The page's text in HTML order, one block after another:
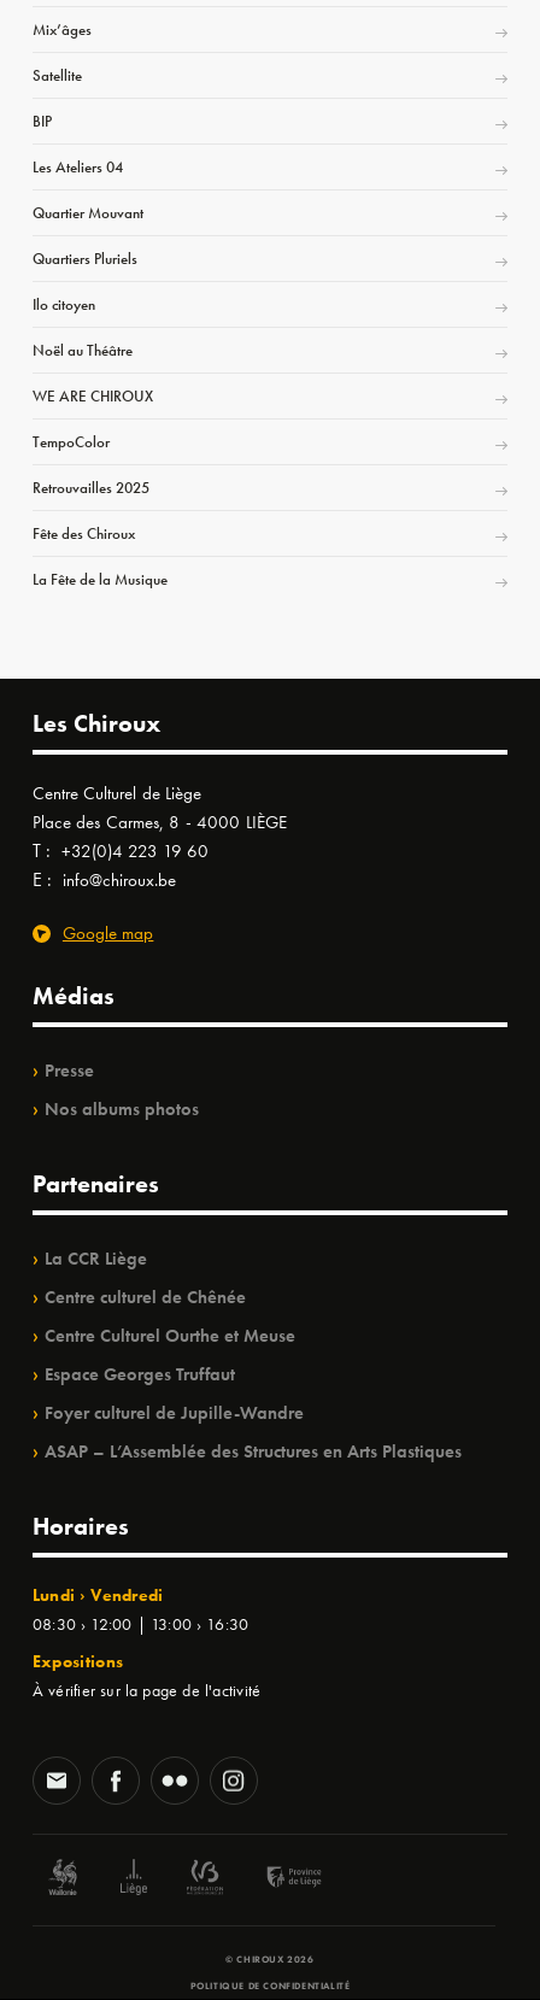
Mix’âges
Satellite
BIP
Les Ateliers 04
Quartier Mouvant
Quartiers Pluriels
Ilo citoyen
Noël au Théâtre
WE ARE CHIROUX
TempoColor
Retrouvailles 2025
Fête des Chiroux
La Fête de la Musique
Les Chiroux
Centre Culturel de Liège
Place des Carmes, 8 - 4000 LIÈGE
T : +32(0)4 223 19 60
E : info@chiroux.be
Google map
Médias
Presse
Nos albums photos
Partenaires
La CCR Liège
Centre culturel de Chênée
Centre Culturel Ourthe et Meuse
Espace Georges Truffaut
Foyer culturel de Jupille-Wandre
ASAP – L’Assemblée des Structures en Arts Plastiques
Horaires
Lundi › Vendredi
08:30 › 12:00 | 13:00 › 16:30
Expositions
À vérifier sur la page de l'activité
© CHIROUX 2026
POLITIQUE DE CONFIDENTIALITÉ